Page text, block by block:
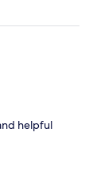
helpful